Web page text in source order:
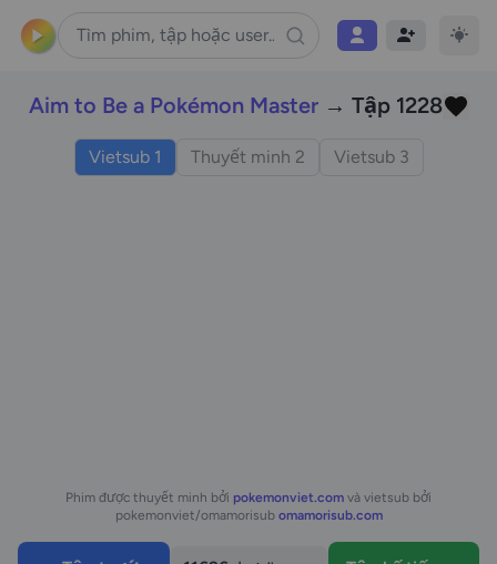
Aim to Be a Pokémon Master→ Tập 1228
Vietsub 1 Thuyết minh 2 Vietsub 3
Phim được thuyết minh bởi pokemonviet.com và vietsub bởi
pokemonviet/omamorisub omamorisub.com